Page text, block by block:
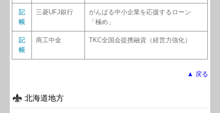
記
帳
三菱UFJ銀行
がんばる中小企業を応援するローン
「極め」
記
帳
商工中金 TKC全国会提携融資（経営力強化）
▲ 戻る
北海道地方